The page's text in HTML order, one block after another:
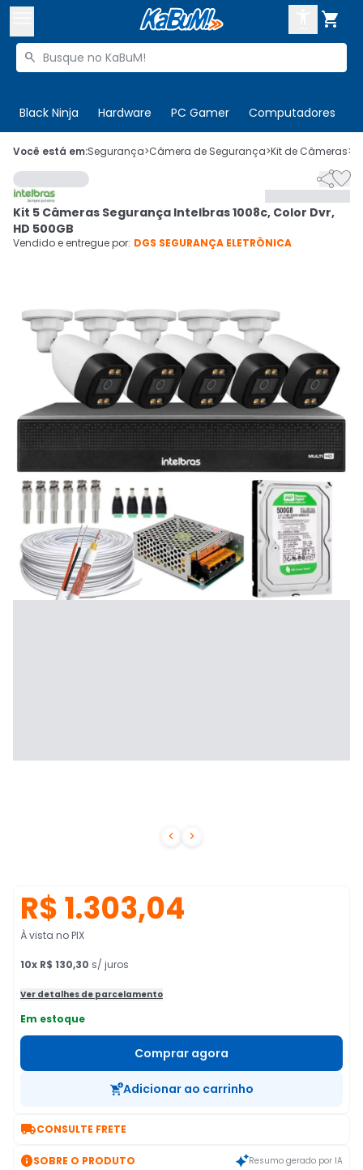

Buscar produtos

Black Ninja Hardware PC Gamer Computadores
 Olá. Acesse sua conta
 Departamentos
Cupons
CADASTRE-SE
Você está em:Segurança>Câmera de Segurança>Kit de Câmeras>
 

Kit 5 Câmeras Segurança Intelbras 1008c, Color Dvr,
HD 500GB
Vendido e entregue por: DGS SEGURANÇA ELETRÔNICA
R$ 1.303,04
À vista no PIX
10x R$ 130,30 s/ juros
Ver detalhes de parcelamento
Em estoque
Comprar agora
Adicionar ao carrinho
CONSULTE FRETE
SOBRE O PRODUTO Resumo gerado por IA